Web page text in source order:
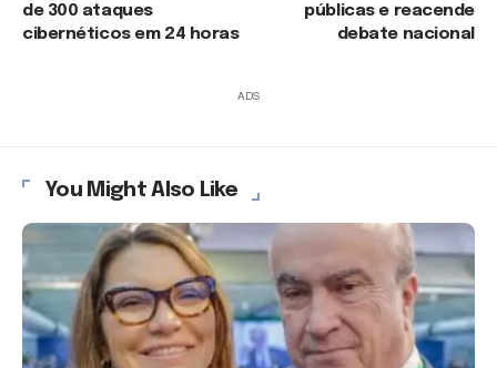
de 300 ataques
cibernéticos em 24 horas
públicas e reacende
debate nacional
ADS
You Might Also Like